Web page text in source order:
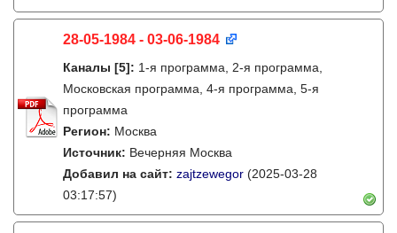
28-05-1984 - 03-06-1984
Каналы [5]: 1-я программа, 2-я программа,
Московская программа, 4-я программа, 5-я
программа
Регион: Москва
Источник: Вечерняя Москва
Добавил на сайт: zajtzewegor (2025-03-28
03:17:57)